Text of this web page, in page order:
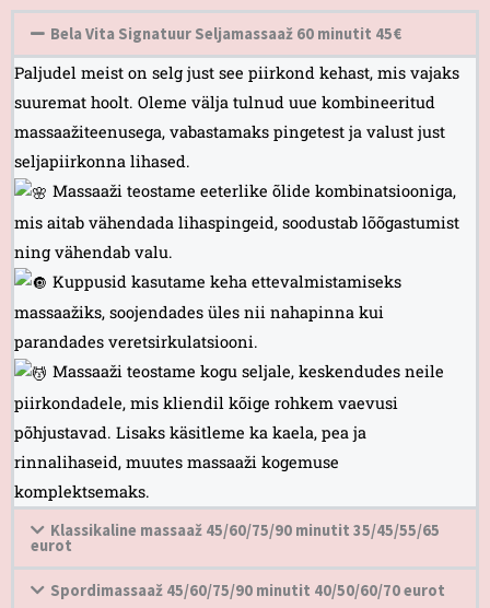
Bela Vita Signatuur Seljamassaaž 60 minutit 45€
Paljudel meist on selg just see piirkond kehast, mis vajaks
suuremat hoolt. Oleme välja tulnud uue kombineeritud
massaažiteenusega, vabastamaks pingetest ja valust just
seljapiirkonna lihased.
Massaaži teostame eeterlike õlide kombinatsiooniga,
mis aitab vähendada lihaspingeid, soodustab lõõgastumist
ning vähendab valu.
Kuppusid kasutame keha ettevalmistamiseks
massaažiks, soojendades üles nii nahapinna kui
parandades veretsirkulatsiooni.
Massaaži teostame kogu seljale, keskendudes neile
piirkondadele, mis kliendil kõige rohkem vaevusi
põhjustavad. Lisaks käsitleme ka kaela, pea ja
rinnalihaseid, muutes massaaži kogemuse
komplektsemaks.
Klassikaline massaaž 45/60/75/90 minutit 35/45/55/65
eurot
Spordimassaaž 45/60/75/90 minutit 40/50/60/70 eurot